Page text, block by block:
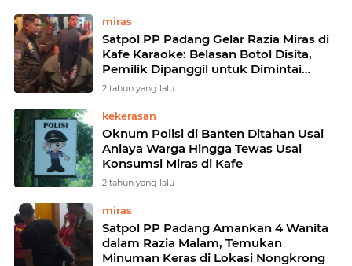
miras
Satpol PP Padang Gelar Razia Miras di
Kafe Karaoke: Belasan Botol Disita,
Pemilik Dipanggil untuk Dimintai
Keterangan
2 tahun yang lalu
kekerasan
Oknum Polisi di Banten Ditahan Usai
Aniaya Warga Hingga Tewas Usai
Konsumsi Miras di Kafe
2 tahun yang lalu
miras
Satpol PP Padang Amankan 4 Wanita
dalam Razia Malam, Temukan
Minuman Keras di Lokasi Nongkrong